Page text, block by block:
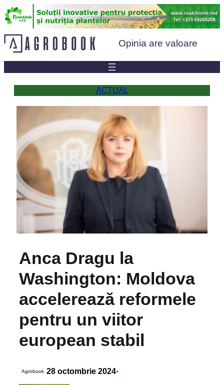
Sari
la
Opinia are valoare
ACTUAL
Anca Dragu la
Washington: Moldova
accelerează reformele
pentru un viitor
european stabil
Agrobook 28 octombrie 2024•